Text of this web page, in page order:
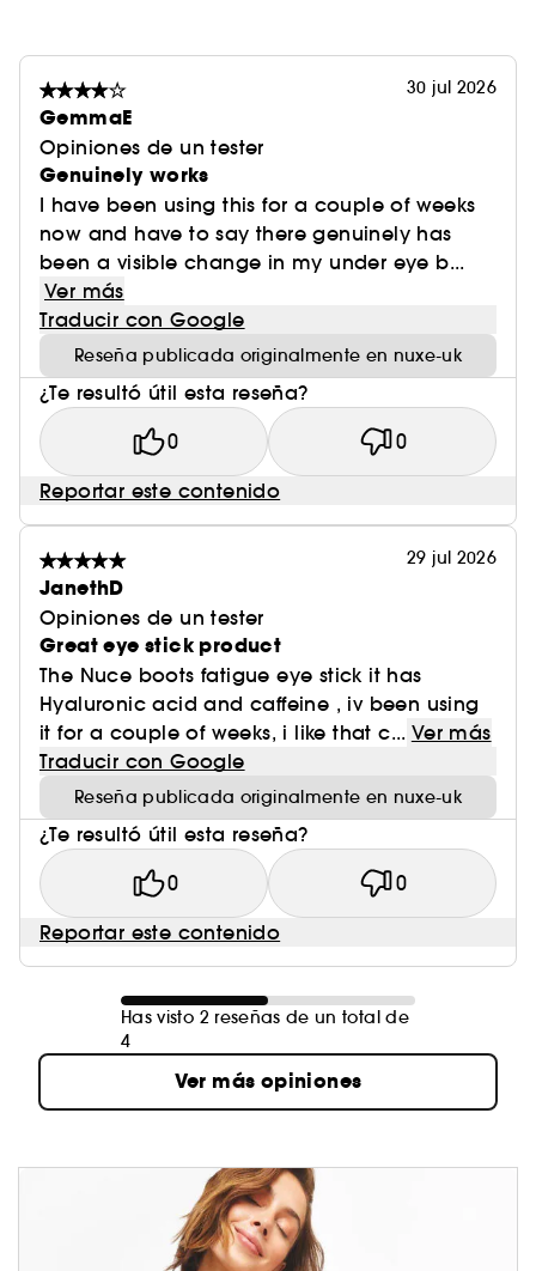
30 jul 2026
GemmaE
Opiniones de un tester
Genuinely works
I have been using this for a couple of weeks
now and have to say there genuinely has
been a visible change in my under eye b...
Ver más
Traducir con Google
Reseña publicada originalmente en nuxe-uk
¿Te resultó útil esta reseña?
0 0
Reportar este contenido
29 jul 2026
JanethD
Opiniones de un tester
Great eye stick product
The Nuce boots fatigue eye stick it has
Hyaluronic acid and caffeine , iv been using
it for a couple of weeks, i like that c... Ver más
Traducir con Google
Reseña publicada originalmente en nuxe-uk
¿Te resultó útil esta reseña?
0 0
Reportar este contenido
Has visto 2 reseñas de un total de
4
Ver más opiniones